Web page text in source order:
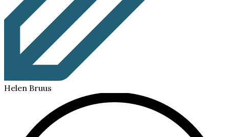
Helen Bruus